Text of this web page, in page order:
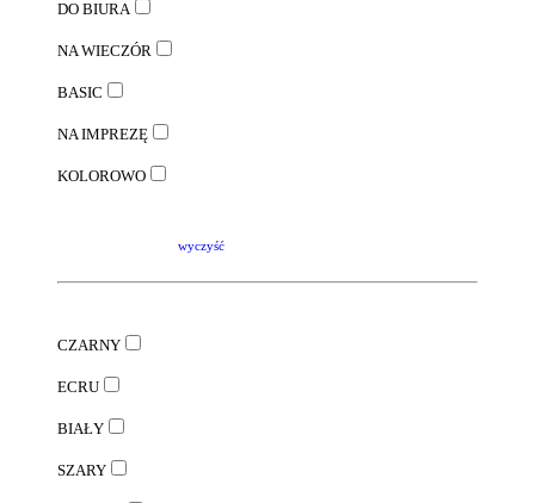
DO BIURA
NA WIECZÓR
BASIC
NA IMPREZĘ
KOLOROWO
wyczyść
CZARNY
ECRU
BIAŁY
SZARY